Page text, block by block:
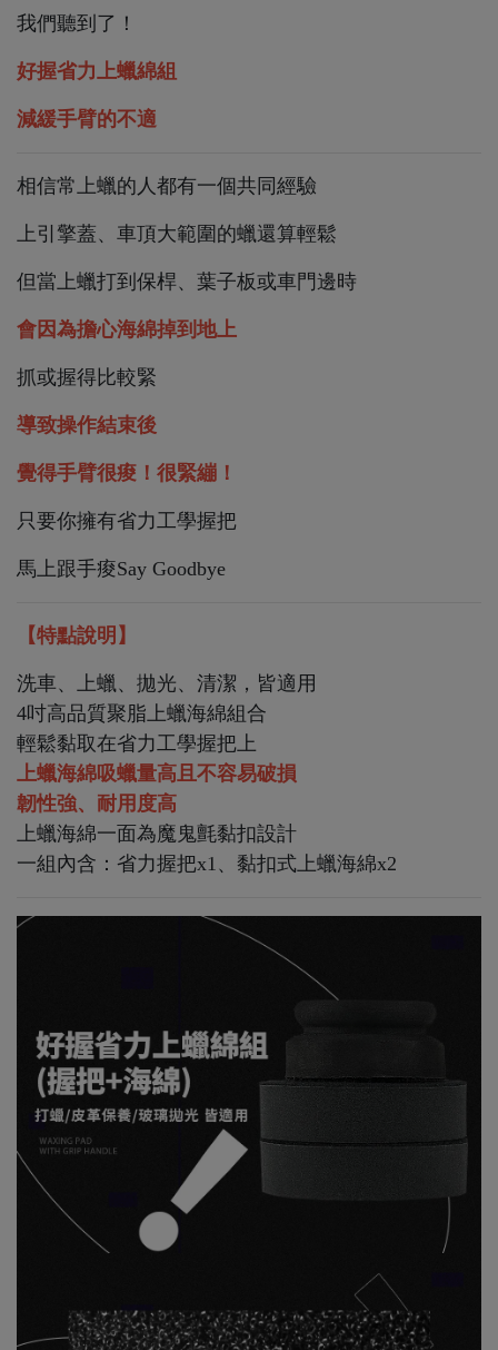
我們聽到了！
好握省力上蠟綿組
減緩手臂的不適
相信常上蠟的人都有一個共同經驗
上引擎蓋、車頂大範圍的蠟還算輕鬆
但當上蠟打到保桿、葉子板或車門邊時
會因為擔心海綿掉到地上
抓或握得比較緊
導致操作結束後
覺得手臂很痠！很緊繃！
只要你擁有省力工學握把
馬上跟手痠Say Goodbye
【特點說明】
洗車、上蠟、拋光、清潔，皆適用
4吋高品質聚脂上蠟海綿組合
輕鬆黏取在省力工學握把上
上蠟海綿吸蠟量高且不容易破損
韌性強、耐用度高
上蠟海綿一面為魔鬼氈黏扣設計
一組內含：省力握把x1、黏扣式上蠟海綿x2